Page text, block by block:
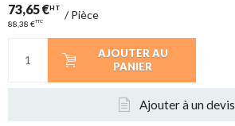
73,65 €HT
88,38 €TTC /Pièce
AJOUTER AU
PANIER
Ajouter à un devis